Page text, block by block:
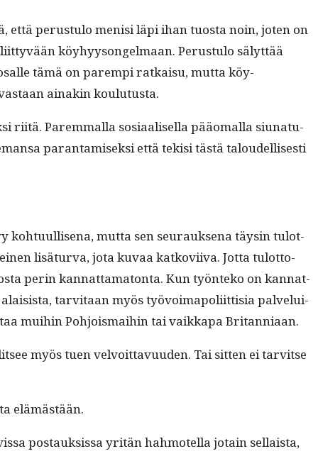
perus­tu­lo menisi läpi ihan tuos­ta noin, joten on
köy­hyysongel­maan. Perus­tu­lo sälyt­tää
tämä on parem­pi ratkaisu, mut­ta köy­
ainakin koulutusta.
riitä. Parem­mal­la sosi­aalisel­la pääo­ma­l­la siu­na­tu­
paran­tamisek­si että tek­isi tästä taloudel­lis­es­ti
kohtu­ullise­na, mut­ta sen seu­rauk­se­na täysin tulot­
lisä­tur­va, jota kuvaa katkovi­i­va. Jot­ta tulot­to­
perin kan­nat­tam­a­ton­ta. Kun työn­teko on kan­nat­
tarvi­taan myös työvoimapoli­it­tisia palvelui­
mui­hin Pohjo­is­mai­hin tai vaikka­pa Britanniaan.
myös tuen velvoit­tavu­u­den. Tai sit­ten ei tarvitse
elämästään.
postauk­sis­sa yritän hah­motel­la jotain sel­l­aista,